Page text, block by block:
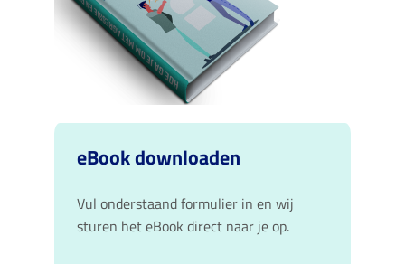
eBook downloaden
Vul onderstaand formulier in en wij
sturen het eBook direct naar je op.